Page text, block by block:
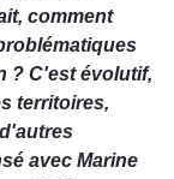
comment
? C'est évolutif,
territoires,
avec Marine